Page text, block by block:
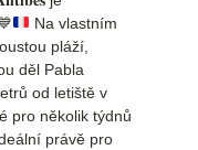
Na vlastním
pláží,
děl Pabla
od letiště v
pro několik týdnů
právě pro